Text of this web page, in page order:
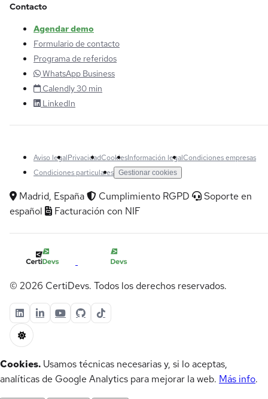
Contacto
Agendar demo
Formulario de contacto
Programa de referidos
WhatsApp Business
Calendly 30 min
LinkedIn
Aviso legalPrivacidadCookiesInformación legalCondiciones empresas
Condiciones particulares Gestionar cookies
Madrid, España Cumplimiento RGPD
Soporte en
español
Facturación con NIF
© 2026 CertiDevs. Todos los derechos reservados.
Cookies. Usamos técnicas necesarias y, si lo aceptas,
analíticas de Google Analytics para mejorar la web. Más info.